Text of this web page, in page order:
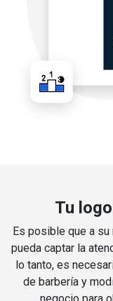
Tu
Es posible que a
pueda captar la
lo tanto, es
de barbería y